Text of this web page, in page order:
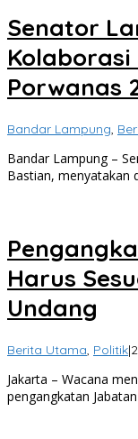
Senator
Kolaborasi
Porwanas
Bandar Lampung,
Bandar Lampung –
Bastian, menyatakan
Harus
Undang
Berita Utama, Politik|
Jakarta – Wacana
pengangkatan